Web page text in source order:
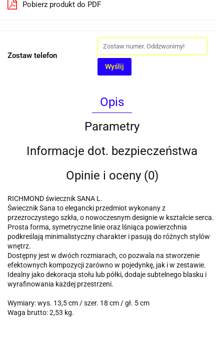
Pobierz produkt do PDF
Zostaw telefon
Wyślij
Opis
Parametry
Informacje dot. bezpieczeństwa
Opinie i oceny (0)
RICHMOND świecznik SANA L.
Świecznik Sana to elegancki przedmiot wykonany z
przezroczystego szkła, o nowoczesnym designie w kształcie serca.
Prosta forma, symetryczne linie oraz lśniąca powierzchnia
podkreślają minimalistyczny charakter i pasują do różnych stylów
wnętrz.
Dostępny jest w dwóch rozmiarach, co pozwala na stworzenie
efektownych kompozycji zarówno w pojedynkę, jak i w zestawie.
Idealny jako dekoracja stołu lub półki, dodaje subtelnego blasku i
wyrafinowania każdej przestrzeni.
Wymiary: wys. 13,5 cm / szer. 18 cm / gł. 5 cm
Waga brutto: 2,53 kg.